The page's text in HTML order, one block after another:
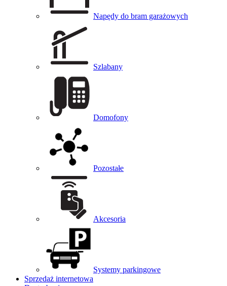
Napędy do bram garażowych
Szlabany
Domofony
Pozostałe
Akcesoria
Systemy parkingowe
Sprzedaż internetowa